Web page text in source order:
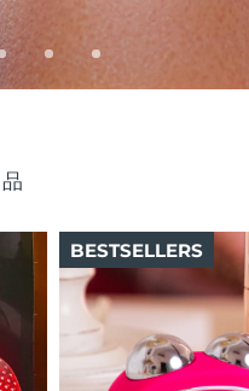
BESTSELLERS
紧致提拉
预计送达日期
预计送达日期8/10/26
预计送达日期 8/9/26
预计送达日期8/15/26